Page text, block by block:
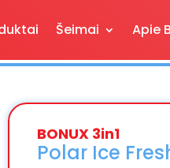
Šeimai Apie
BONUX 3in1
Polar Ice